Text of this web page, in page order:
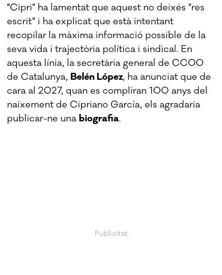
"Cipri" ha lamentat que aquest no deixés "res
escrit" i ha explicat que està intentant
recopilar la màxima informació possible de la
seva vida i trajectòria política i sindical. En
aquesta línia, la secretària general de CCOO
de Catalunya, Belén López, ha anunciat que de
cara al 2027, quan es compliran 100 anys del
naixement de Cipriano García, els agradaria
publicar-ne una biografia.